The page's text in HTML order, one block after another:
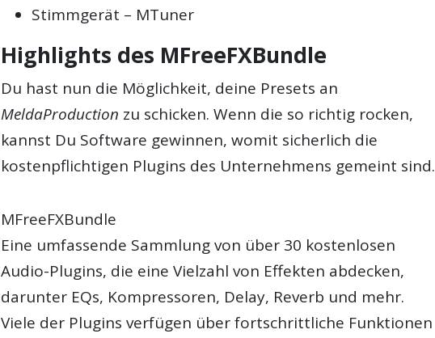
Stimmgerät – MTuner
Highlights des MFreeFXBundle
Du hast nun die Möglichkeit, deine Presets an
MeldaProduction zu schicken. Wenn die so richtig rocken,
kannst Du Software gewinnen, womit sicherlich die
kostenpflichtigen Plugins des Unternehmens gemeint sind.
MFreeFXBundle
Eine umfassende Sammlung von über 30 kostenlosen
Audio-Plugins, die eine Vielzahl von Effekten abdecken,
darunter EQs, Kompressoren, Delay, Reverb und mehr.
Viele der Plugins verfügen über fortschrittliche Funktionen